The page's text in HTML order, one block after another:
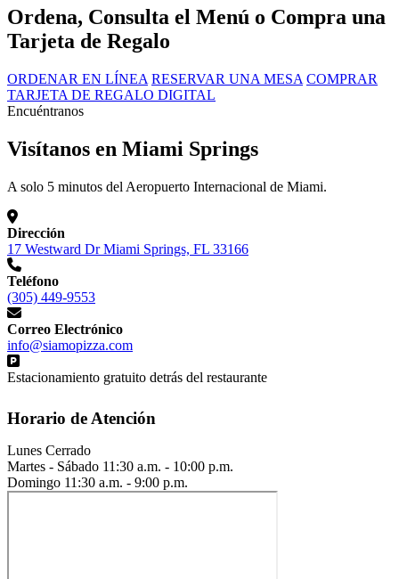
Ordena, Consulta el Menú o Compra una
Tarjeta de Regalo
ORDENAR EN LÍNEA RESERVAR UNA MESA COMPRAR
TARJETA DE REGALO DIGITAL
Encuéntranos
Visítanos en Miami Springs
A solo 5 minutos del Aeropuerto Internacional de Miami.
Dirección
17 Westward Dr Miami Springs, FL 33166
Teléfono
(305) 449-9553
Correo Electrónico
info@siamopizza.com
Estacionamiento gratuito detrás del restaurante
Horario de Atención
Lunes Cerrado
Martes - Sábado 11:30 a.m. - 10:00 p.m.
Domingo 11:30 a.m. - 9:00 p.m.